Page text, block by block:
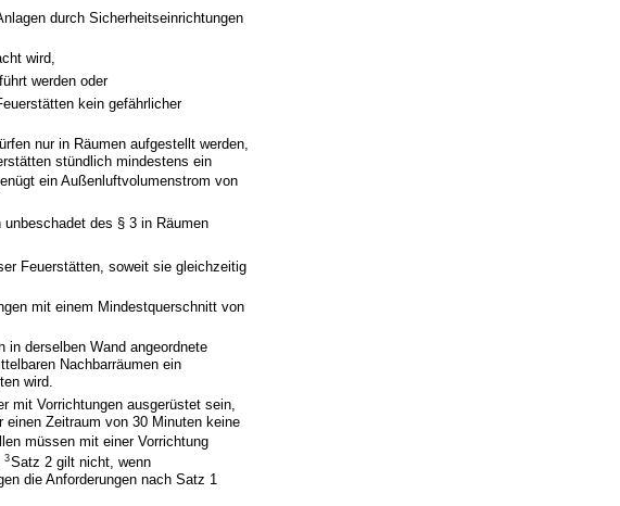
durch Sicherheitseinrichtungen
wird,
werden oder
kein gefährlicher
nur in Räumen aufgestellt werden,
stündlich mindestens ein
ein Außenluftvolumenstrom von
des § 3 in Räumen
Feuerstätten, soweit sie gleichzeitig
mit einem Mindestquerschnitt von
in derselben Wand angeordnete
Nachbarräumen ein
wird.
mit Vorrichtungen ausgerüstet sein,
einen Zeitraum von 30 Minuten keine
müssen mit einer Vorrichtung
3Satz 2 gilt nicht, wenn
die Anforderungen nach Satz 1